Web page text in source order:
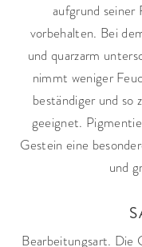
aufgrund
vorbehalten. Bei
und quarzarm
nimmt weniger
beständiger und so
geeignet.
Gestein eine
und
Bearbeitungsart. Die